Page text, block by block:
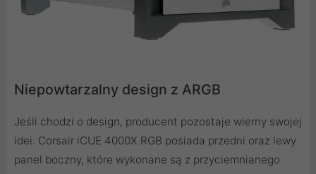
Niepowtarzalny design z ARGB
Jeśli chodzi o design, producent pozostaje wierny swojej
idei. Corsair iCUE 4000X RGB posiada przedni oraz lewy
panel boczny, które wykonane są z przyciemnianego